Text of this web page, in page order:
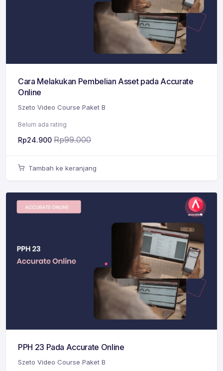
Cara Melakukan Pembelian Asset pada Accurate
Online
Szeto Video Course Paket B
Belum ada rating
Rp24.900 Rp99.000
Tambah ke keranjang
PPH 23 Pada Accurate Online
Szeto Video Course Paket B